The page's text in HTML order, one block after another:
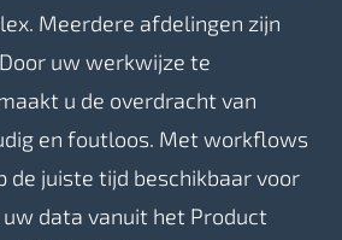
Meerdere afdelingen zijn
uw werkwijze te
u de overdracht van
en foutloos. Met workflows
de juiste tijd beschikbaar voor
data vanuit het Product